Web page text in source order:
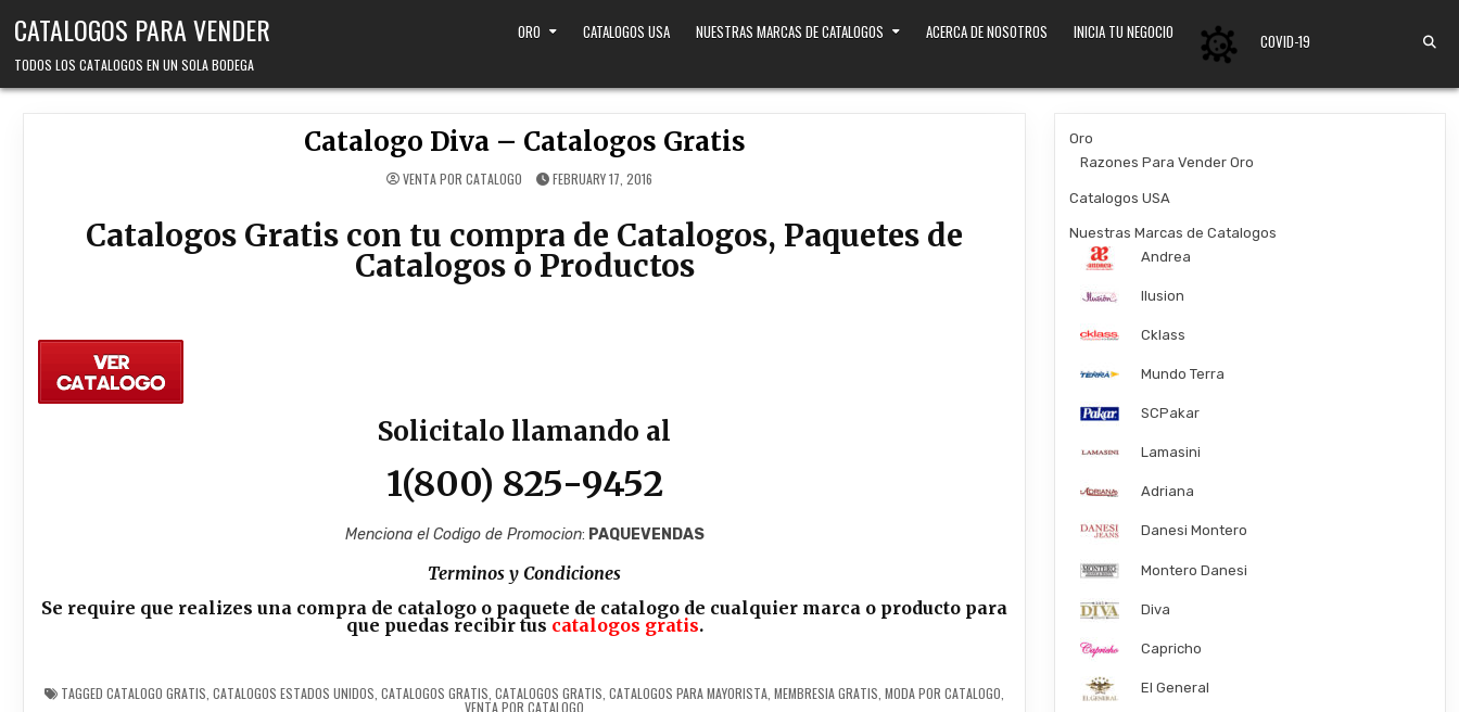
CATALOGOS PARA VENDER
TODOS LOS CATALOGOS EN UN SOLA BODEGA
ORO CATALOGOS USA NUESTRAS MARCAS DE CATALOGOS ACERCA DE NOSOTROS INICIA TU NEGOCIO COVID-19
Catalogo Diva – Catalogos Gratis
VENTA POR CATALOGO FEBRUARY 17, 2016
Catalogos Gratis con tu compra de Catalogos, Paquetes de
Catalogos o Productos
Solicitalo llamando al
1(800) 825-9452
Menciona el Codigo de Promocion: PAQUEVENDAS
Terminos y Condiciones
Se require que realizes una compra de catalogo o paquete de catalogo de cualquier marca o producto para
que puedas recibir tus catalogos gratis.
TAGGEDCATALOGO GRATIS ,CATALOGOS ESTADOS UNIDOS ,CATALOGOS GRATIS ,CATALOGOS GRATIS ,CATALOGOS PARA MAYORISTA ,MEMBRESIA GRATIS ,MODA POR CATALOGO
VENTA POR CATALOGO
Oro
Razones Para Vender Oro
Catalogos USA
Nuestras Marcas de Catalogos
Andrea
Ilusion
Cklass
Mundo Terra
SCPakar
Lamasini
Adriana
Danesi Montero
Montero Danesi
Diva
Capricho
El General